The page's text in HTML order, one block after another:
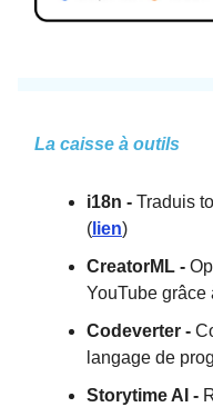
La caisse à outils
i18n - Traduis
( lien)
CreatorML -
YouTube grâce
Codeverter -
langage de
Storytime AI -